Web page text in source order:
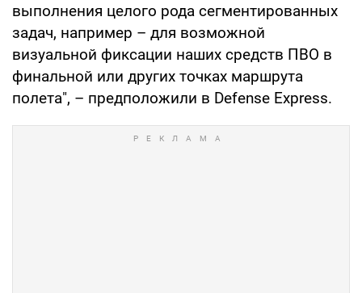
выполнения целого рода сегментированных
задач, например – для возможной
визуальной фиксации наших средств ПВО в
финальной или других точках маршрута
полета", – предположили в Defense Express.